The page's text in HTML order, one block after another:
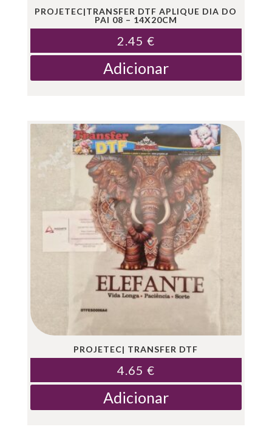
PROJETEC|TRANSFER DTF APLIQUE DIA DO
PAI 08 – 14X20CM
2.45 €
Adicionar
PROJETEC| TRANSFER DTF
4.65 €
Adicionar